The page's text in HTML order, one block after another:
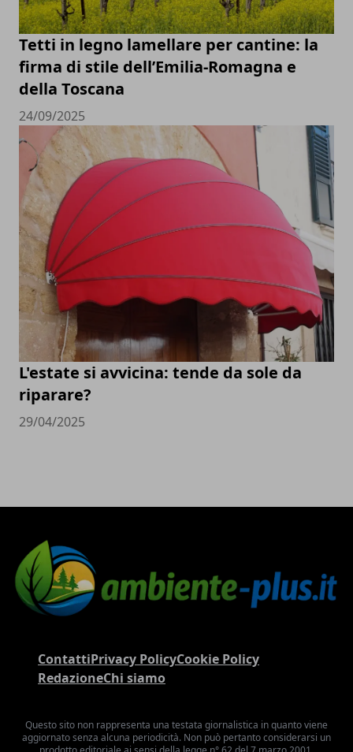
Tetti in legno lamellare per cantine: la
firma di stile dell’Emilia-Romagna e
della Toscana
24/09/2025
L'estate si avvicina: tende da sole da
riparare?
29/04/2025
ContattiPrivacy PolicyCookie Policy
RedazioneChi siamo
Questo sito non rappresenta una testata giornalistica in quanto viene
aggiornato senza alcuna periodicità. Non può pertanto considerarsi un